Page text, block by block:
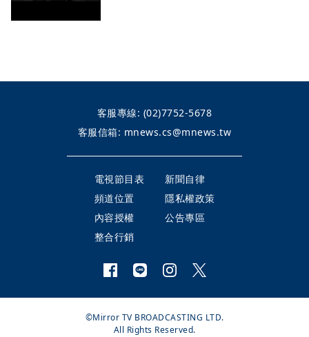
客服專線: (02)7752-5678
客服信箱: mnews.cs@mnews.tw
電視節目表
新聞自律
頻道位置
隱私權政策
內容授權
公告專區
整合行銷
©Mirror TV BROADCASTING LTD.
All Rights Reserved.